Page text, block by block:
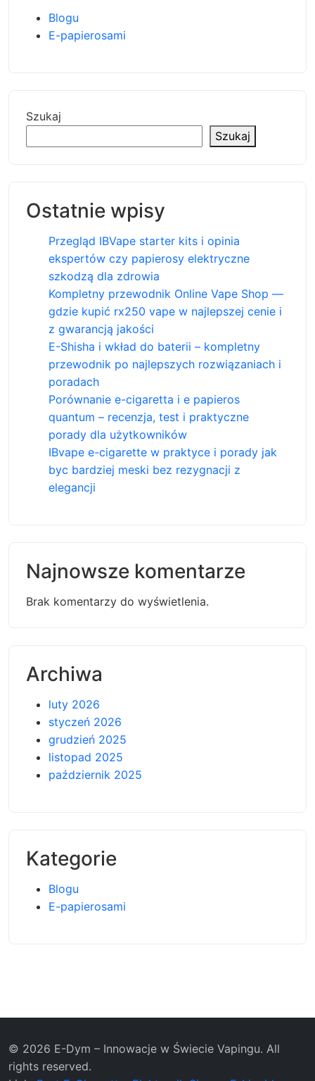
Blogu
E-papierosami
Szukaj
Szukaj
Ostatnie wpisy
Przegląd IBVape starter kits i opinia
ekspertów czy papierosy elektryczne
szkodzą dla zdrowia
Kompletny przewodnik Online Vape Shop —
gdzie kupić rx250 vape w najlepszej cenie i
z gwarancją jakości
E-Shisha i wkład do baterii – kompletny
przewodnik po najlepszych rozwiązaniach i
poradach
Porównanie e-cigaretta i e papieros
quantum – recenzja, test i praktyczne
porady dla użytkowników
IBvape e-cigarette w praktyce i porady jak
byc bardziej meski bez rezygnacji z
elegancji
Najnowsze komentarze
Brak komentarzy do wyświetlenia.
Archiwa
luty 2026
styczeń 2026
grudzień 2025
listopad 2025
październik 2025
Kategorie
Blogu
E-papierosami
© 2026 E-Dym – Innowacje w Świecie Vapingu. All
rights reserved.